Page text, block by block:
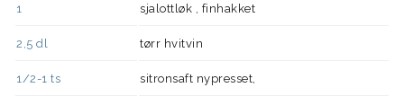
1 sjalottløk , finhakket
2,5 dl tørr hvitvin
1/2-1 ts sitronsaft nypresset,